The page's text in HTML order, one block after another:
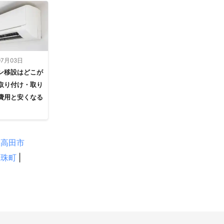
月03日
移設はどこが
り付け・取り
用と安くなる
田市
町